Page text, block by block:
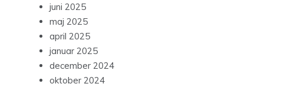
juni 2025
maj 2025
april 2025
januar 2025
december 2024
oktober 2024